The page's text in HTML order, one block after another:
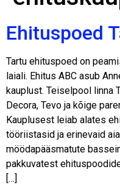
Ehituspoed
Tartu ehituspoed on
laiali. Ehitus ABC asub
kauplust. Teiselpool linna
Decora, Tevo ja kõige
Kauplusest leiab alates
tööriistasid ja erinevaid
möödapääsmatute
pakkuvatest
[…]